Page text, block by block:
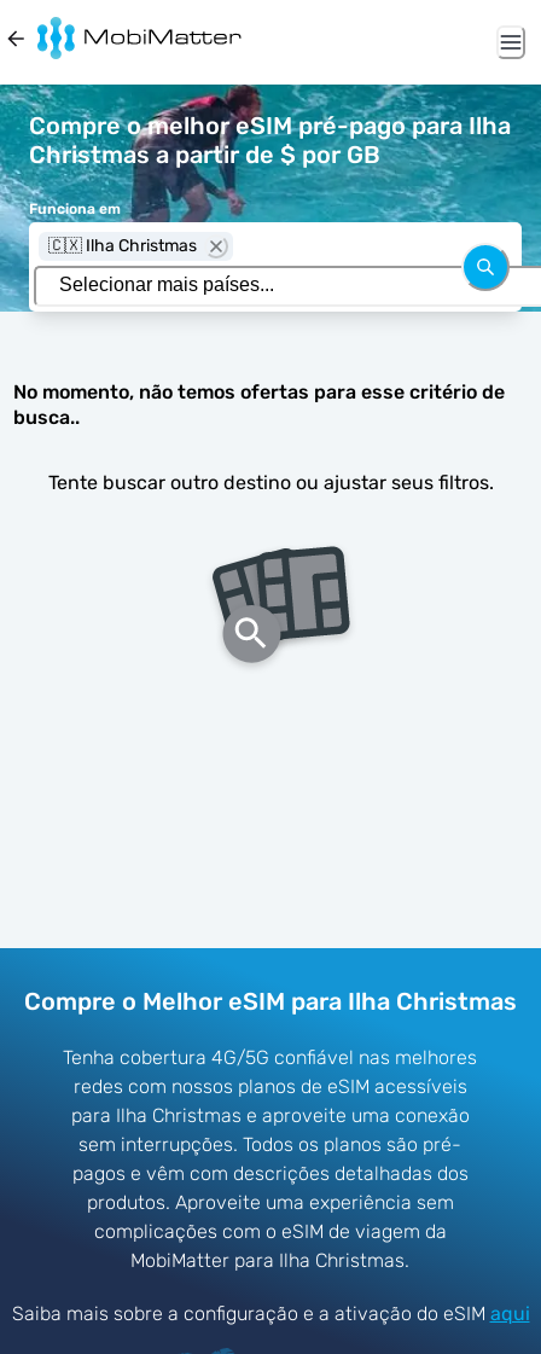
Compre o melhor eSIM pré-pago para Ilha
Christmas a partir de $ por GB
Funciona em
🇨🇽 Ilha Christmas
No momento, não temos ofertas para esse critério de
busca..
Tente buscar outro destino ou ajustar seus filtros.
Compre o Melhor eSIM para Ilha Christmas
Tenha cobertura 4G/5G confiável nas melhores
redes com nossos planos de eSIM acessíveis
para Ilha Christmas e aproveite uma conexão
sem interrupções. Todos os planos são pré-
pagos e vêm com descrições detalhadas dos
produtos. Aproveite uma experiência sem
complicações com o eSIM de viagem da
MobiMatter para Ilha Christmas.
Saiba mais sobre a configuração e a ativação do eSIM aqui